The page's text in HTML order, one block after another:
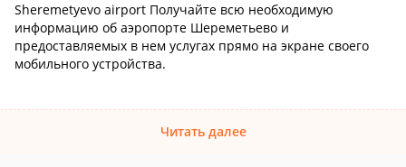
Sheremetyevo airport Получайте всю необходимую
информацию об аэропорте Шереметьево и
предоставляемых в нем услугах прямо на экране своего
мобильного устройства.
Читать далее